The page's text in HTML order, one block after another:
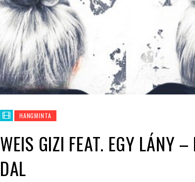
HANGMINTA
WEIS GIZI FEAT. EGY LÁNY
DAL